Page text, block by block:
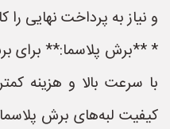
و نیاز به پرداخت نهایی
* **برش پلاسما:** برای
با سرعت بالا و هزینه
کیفیت لبه‌های برش پلاسما